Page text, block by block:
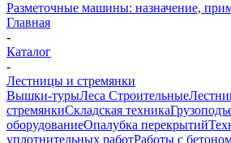
Разметочные машины: назначение,
Главная
-
Каталог
-
Лестницы и стремянки
Вышки-турыЛеса Строительные
стремянкиСкладская техника
оборудованиеОпалубка перекрытий
уплотнительных работРаботы с